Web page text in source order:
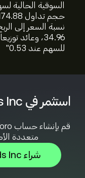
استثمر في Smith & Wesson Brands Inc
متعددة
شراء Smith & Wesson Brands Inc
للسهم عند 0.53"